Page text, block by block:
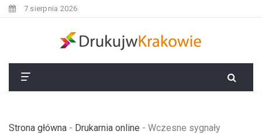
7 sierpnia 2026
Strona główna - Drukarnia online - Wczesne sygnały